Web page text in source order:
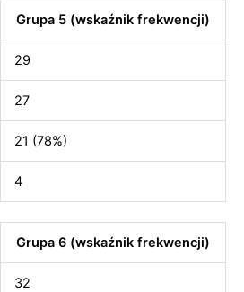
Grupa 5 (wskaźnik frekwencji)
29
27
21 (78%)
4
Grupa 6 (wskaźnik frekwencji)
32